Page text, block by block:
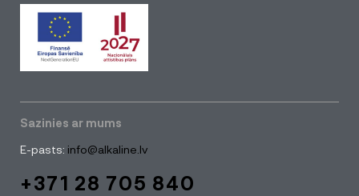
Sazinies ar mums
E-pasts: info@alkaline.lv
+371 28 705 840